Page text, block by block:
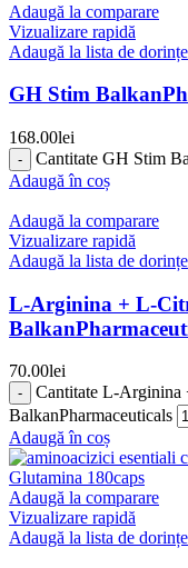
Adaugă la comparare
Vizualizare rapidă
Adaugă la lista de dorințe
GH Stim
168.00lei
Cantitate GH Stim
Adaugă în coș
Adaugă la comparare
Vizualizare rapidă
Adaugă la lista de dorințe
L-Arginina + L-
70.00lei
Cantitate L-Arginina
BalkanPharmaceuticals
Adaugă în coș
Adaugă la comparare
Vizualizare rapidă
Adaugă la lista de dorințe